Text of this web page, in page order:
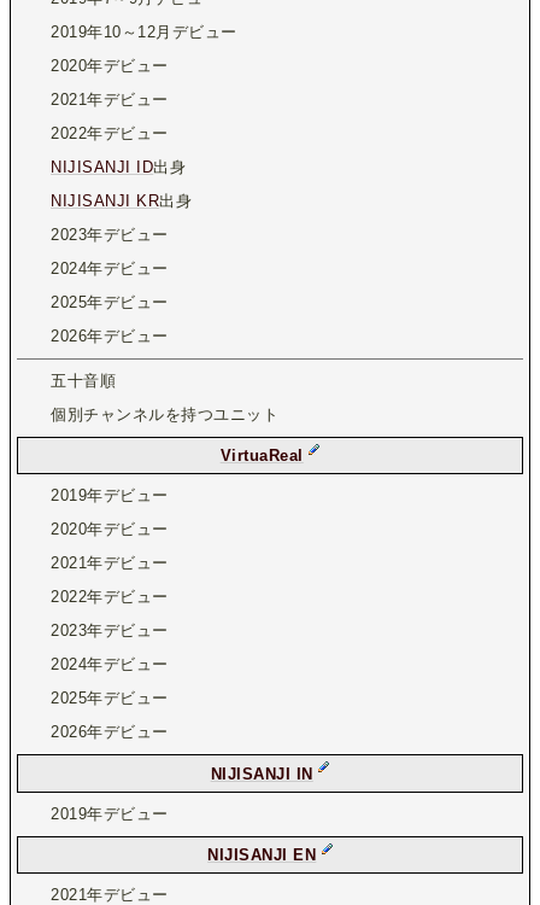
2019年10～12月デビュー
2020年デビュー
2021年デビュー
2022年デビュー
NIJISANJI ID出身
NIJISANJI KR出身
2023年デビュー
2024年デビュー
2025年デビュー
2026年デビュー
五十音順
個別チャンネルを持つユニット
VirtuaReal
2019年デビュー
2020年デビュー
2021年デビュー
2022年デビュー
2023年デビュー
2024年デビュー
2025年デビュー
2026年デビュー
NIJISANJI IN
2019年デビュー
NIJISANJI EN
2021年デビュー